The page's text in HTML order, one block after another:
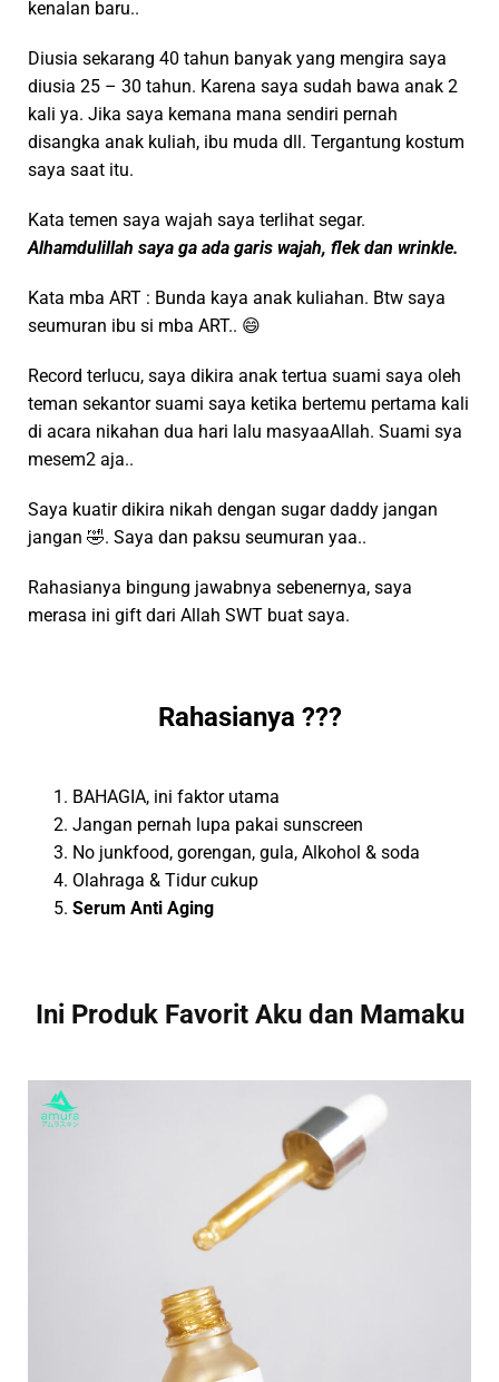
kenalan baru..
Diusia sekarang 40 tahun banyak yang mengira saya
diusia 25 – 30 tahun. Karena saya sudah bawa anak 2
kali ya. Jika saya kemana mana sendiri pernah
disangka anak kuliah, ibu muda dll. Tergantung kostum
saya saat itu.
Kata temen saya wajah saya terlihat segar.
Alhamdulillah saya ga ada garis wajah, flek dan wrinkle.
Kata mba ART : Bunda kaya anak kuliahan. Btw saya
seumuran ibu si mba ART.. 😄
Record terlucu, saya dikira anak tertua suami saya oleh
teman sekantor suami saya ketika bertemu pertama kali
di acara nikahan dua hari lalu masyaaAllah. Suami sya
mesem2 aja..
Saya kuatir dikira nikah dengan sugar daddy jangan
jangan 🤣. Saya dan paksu seumuran yaa..
Rahasianya bingung jawabnya sebenernya, saya
merasa ini gift dari Allah SWT buat saya.
Rahasianya ???
BAHAGIA, ini faktor utama
Jangan pernah lupa pakai sunscreen
No junkfood, gorengan, gula, Alkohol & soda
Olahraga & Tidur cukup
Serum Anti Aging
Ini Produk Favorit Aku dan Mamaku